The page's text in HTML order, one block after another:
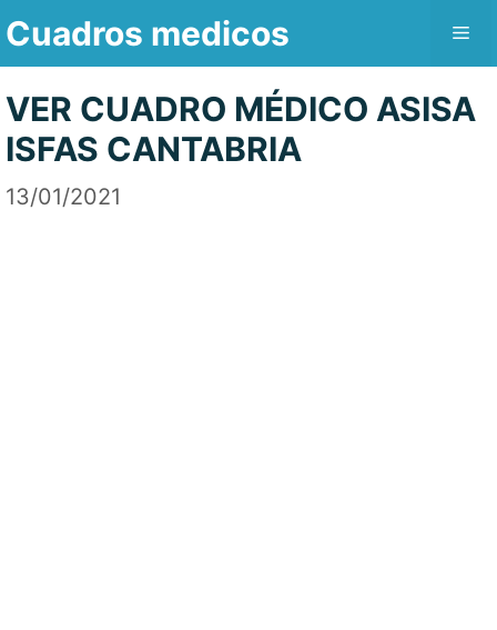
Saltar
contenido
Cuadros medicos
VER CUADRO MÉDICO ASISA
ISFAS CANTABRIA
13/01/2021